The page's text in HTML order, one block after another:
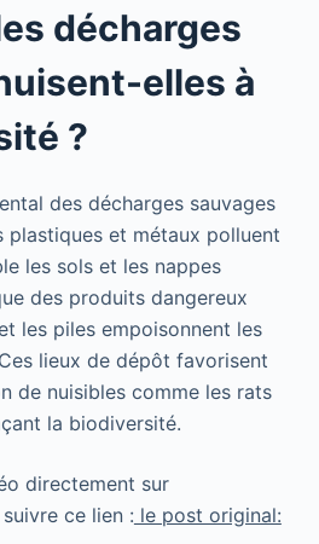
décharges
elles à
?
des décharges sauvages
plastiques et métaux polluent
les sols et les nappes
des produits dangereux
les piles empoisonnent les
lieux de dépôt favorisent
de nuisibles comme les rats
la biodiversité.
directement sur
ce lien : le post original: